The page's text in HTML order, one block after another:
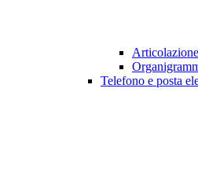
Telefono e posta